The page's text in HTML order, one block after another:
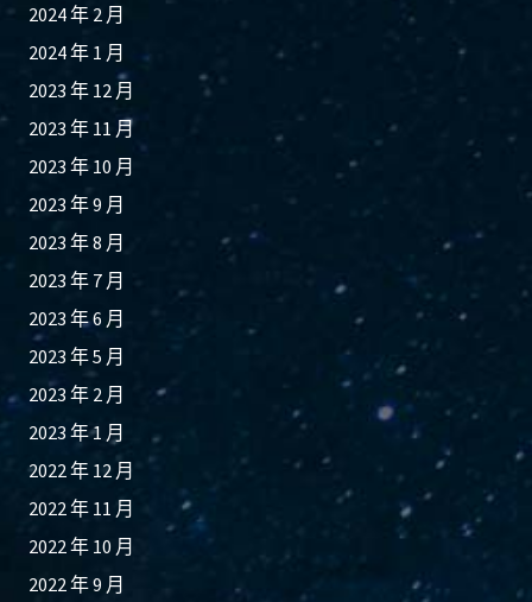
2024 年 2 月
2024 年 1 月
2023 年 12 月
2023 年 11 月
2023 年 10 月
2023 年 9 月
2023 年 8 月
2023 年 7 月
2023 年 6 月
2023 年 5 月
2023 年 2 月
2023 年 1 月
2022 年 12 月
2022 年 11 月
2022 年 10 月
2022 年 9 月